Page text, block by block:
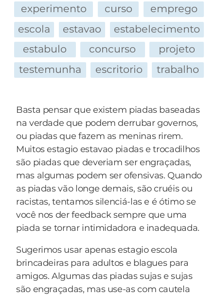
Não se dorme até que os filhos façam cinco
anos. Não se dorme depois que eles fazem
quinze.
O orçamento necessário é sempre o dobro do
previsto. O tempo necessário é o triplo.
O orçamento necessário é sempre o dobro do
previsto. O tempo necessário é o triplo.
outra ruim, como todas as piadas do Portal do
Humor!
- Fala logo! Qual é a boa?
- A boa é que eu vou me entregar... Estou indo
pros Estados Unidos amanhã...
- Sério? E a ruim?
experimento
curso
emprego
escola
estavao
estabelecimento
estabulo
concurso
projeto
testemunha
escritorio trabalho
Basta pensar que existem piadas baseadas
na verdade que podem derrubar governos,
ou piadas que fazem as meninas rirem.
Muitos estagio estavao piadas e trocadilhos
são piadas que deveriam ser engraçadas,
mas algumas podem ser ofensivas. Quando
as piadas vão longe demais, são cruéis ou
racistas, tentamos silenciá-las e é ótimo se
você nos der feedback sempre que uma
piada se tornar intimidadora e inadequada.
Sugerimos usar apenas estagio escola
brincadeiras para adultos e blagues para
amigos. Algumas das piadas sujas e sujas
são engraçadas, mas use-as com cautela